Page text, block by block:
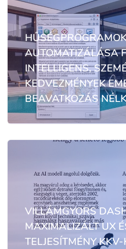
AUTOMATIZÁLÁSA
INTELLIGENS,
KEDVEZMÉNYEK
BEAVATKOZÁS
VILLÁMGYORS
MAXIMALIZÁLT UX
TELJESÍTMÉNY